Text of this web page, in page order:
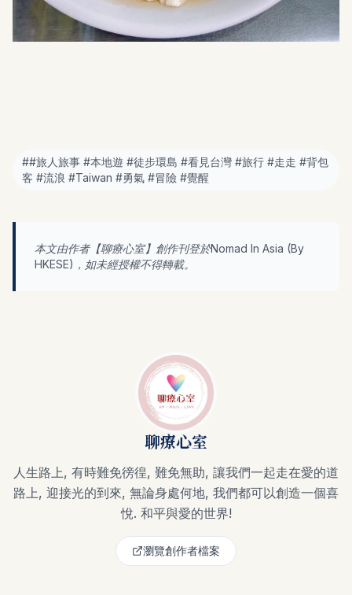
##旅人旅事 #本地遊 #徒步環島 #看見台灣 #旅行 #走走 #背包
客 #流浪 #Taiwan #勇氣 #冒險 #覺醒
本文由作者【聊療心室】創作刊登於Nomad In Asia (By
HKESE)，如未經授權不得轉載。
聊療心室
人生路上, 有時難免徬徨, 難免無助, 讓我們一起走在愛的道
路上, 迎接光的到來, 無論身處何地, 我們都可以創造一個喜
悅. 和平與愛的世界!
瀏覽創作者檔案